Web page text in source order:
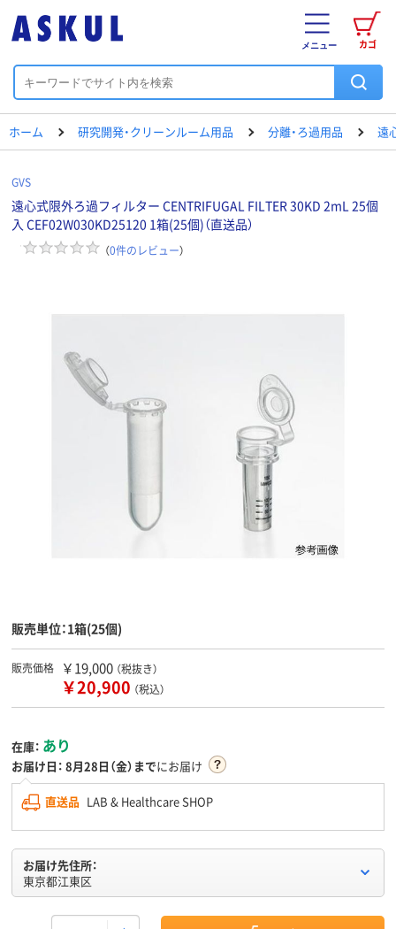
カゴ
メニュー
ホーム 研究開発・クリーンルーム用品 分離・ろ過用品 遠
GVS
遠心式限外ろ過フィルター CENTRIFUGAL FILTER 30KD 2mL 25個
入 CEF02W030KD25120 1箱(25個)（直送品）
（0件のレビュー）
販売単位：1箱(25個)
販売価格 ￥19,000 （税抜き）
￥20,900 （税込）
在庫： あり
お届け日： 8月28日（金）までにお届け
直送品 LAB & Healthcare SHOP
お届け先住所：
東京都江東区